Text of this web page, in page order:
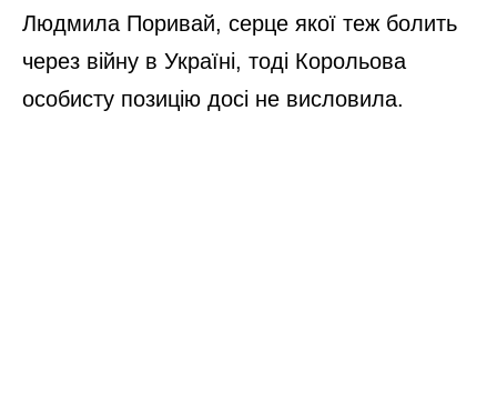
Людмила Поривай, серце якої теж болить
через війну в Україні, тоді Корольова
особисту позицію досі не висловила.